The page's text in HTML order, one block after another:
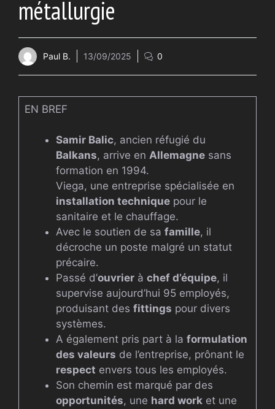
métallurgie
Paul B. 13/09/2025 0
EN BREF
Samir Balic, ancien réfugié du
Balkans, arrive en Allemagnesans
formation en 1994.
Viega, une entreprise spécialisée en
installation techniquepour le
sanitaire et le chauffage.
Avec le soutien de sa famille, il
décroche un poste malgré un statut
précaire.
Passé d’ouvrierà chef d’équipe, il
supervise aujourd’hui 95 employés,
produisant des fittings pour divers
systèmes.
A également pris part à la formulation
des valeurs de l’entreprise, prônant le
respect envers tous les employés.
Son chemin est marqué par des
opportunités, une hard worket une